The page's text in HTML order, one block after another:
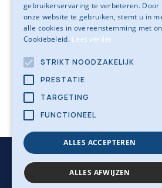
Belgisch instituut geweldloos verzet VZW –
1000 BRUSSEL
Ondernemingsnummer:
WordPress website laten maken
gebruikerservaring te verbeteren. Door
onze website te gebruiken, stemt u in
alle cookies in overeenstemming met
Cookiebeleid. Lees verder
STRIKT NOODZAKELIJK
PRESTATIE
TARGETING
FUNCTIONEEL
ALLES ACCEPTEREN
ALLES AFWIJZEN